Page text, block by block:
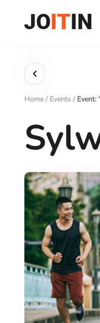
content
Home / Events /